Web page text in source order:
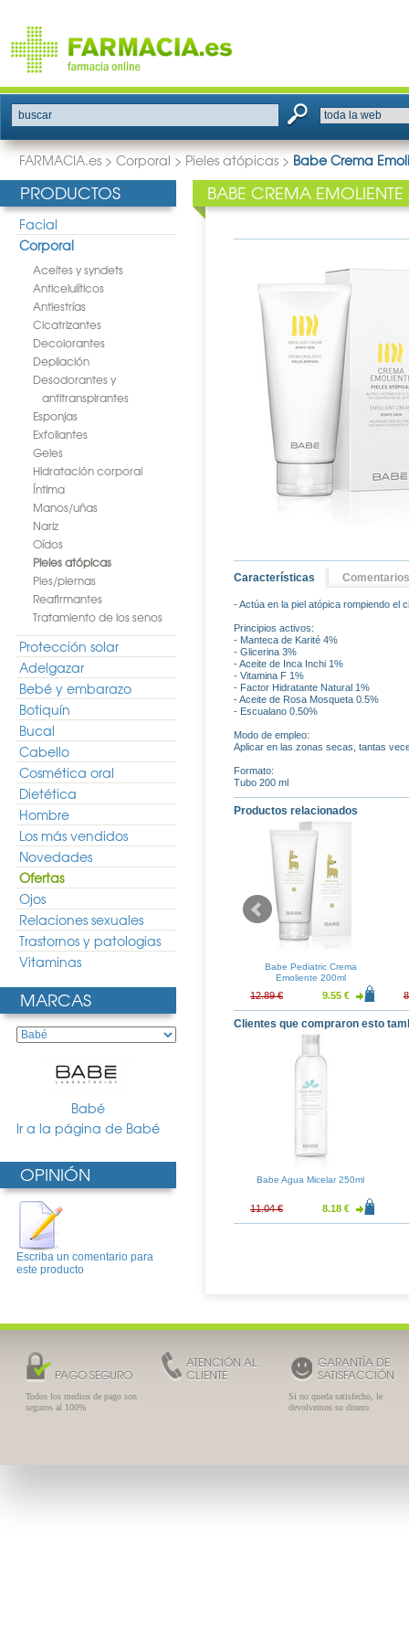
buscar
FARMACIA.es > Corporal > Pieles atópicas > Babe Crema
PRODUCTOS
Facial
Corporal
Aceites y syndets
Anticelulíticos
Antiestrías
Cicatrizantes
Decolorantes
Depilación
Desodorantes y
antitranspirantes
Esponjas
Exfoliantes
Geles
Hidratación corporal
Íntima
Manos/uñas
Nariz
Oídos
Pieles atópicas
Pies/piernas
Reafirmantes
Tratamiento de los senos
Protección solar
Adelgazar
Bebé y embarazo
Botiquín
Bucal
Cabello
Cosmética oral
Dietética
Hombre
Los más vendidos
Novedades
Ofertas
Ojos
Relaciones sexuales
Trastornos y patologias
Vitaminas
MARCAS
Babé
Ir a la página de Babé
OPINIÓN
Escriba un comentario para
este producto
BABE CREMA
Características Comentarios
- Actúa en la piel atópica rompiendo el
Principios activos:
- Manteca de Karité 4%
- Glicerina 3%
- Aceite de Inca Inchi 1%
- Vitamina F 1%
- Factor Hidratante Natural 1%
- Aceite de Rosa Mosqueta 0.5%
- Escualano 0.50%
Modo de empleo:
Aplicar en las zonas secas, tantas
Formato:
Tubo 200 ml
Productos relacionados
Gel
14.44 €
Babe Pediatric Crema
Emoliente 200ml
12.89 € 9.55 €
Clientes que compraron esto
Babe Agua Micelar 250ml
11.04 € 8.18 €
PAGO SEGURO
Todos los medios de pago son
seguros al 100%
ATENCIÓN AL
CLIENTE
GARANTÍA DE
SATISFACCIÓN
Si no queda satisfecho, le
devolvemos su dinero